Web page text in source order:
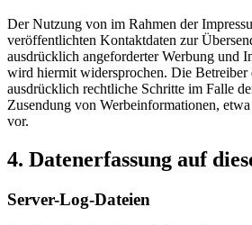
Der Nutzung von im Rahmen der
veröffentlichten Kontaktdaten zur
ausdrücklich angeforderter Werbung und
wird hiermit widersprochen. Die Betreiber
ausdrücklich rechtliche Schritte im Falle
Zusendung von Werbeinformationen,
vor.
4. Datenerfassung auf
Server-Log-Dateien